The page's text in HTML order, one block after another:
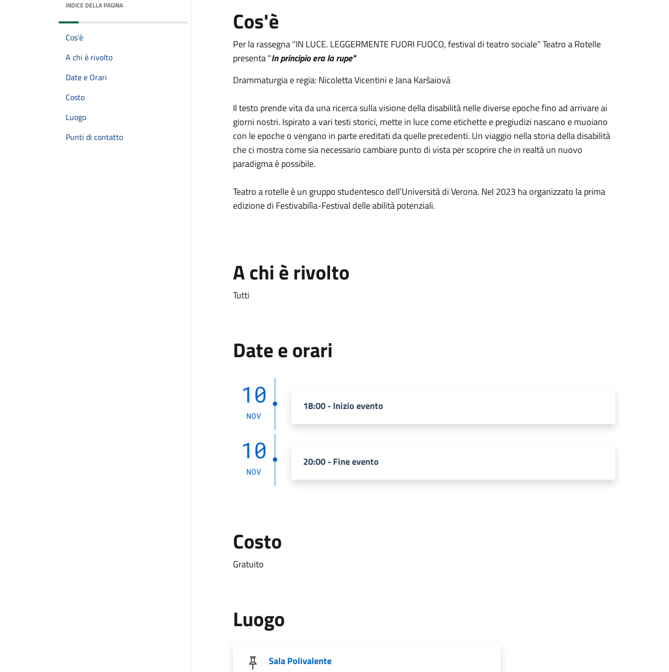
INDICE DELLA PAGINA
Cos'è
A chi è rivolto
Date e Orari
Costo
Luogo
Punti di contatto
Cos'è
Per la rassegna "IN LUCE. LEGGERMENTE FUORI FUOCO, festival di teatro sociale" Teatro a Rotelle
presenta "In principio era la rupe"
Drammaturgia e regia: Nicoletta Vicentini e Jana Karšaiová
Il testo prende vita da una ricerca sulla visione della disabilità nelle diverse epoche fino ad arrivare ai
giorni nostri. Ispirato a vari testi storici, mette in luce come etichette e pregiudizi nascano e muoiano
con le epoche o vengano in parte ereditati da quelle precedenti. Un viaggio nella storia della disabilità
che ci mostra come sia necessario cambiare punto di vista per scoprire che in realtà un nuovo
paradigma è possibile.
Teatro a rotelle è un gruppo studentesco dell’Università di Verona. Nel 2023 ha organizzato la prima
edizione di Festivabilìa-Festival delle abilità potenziali.
A chi è rivolto
Tutti
Date e orari
10
NOV
18:00 - Inizio evento
10
NOV
20:00 - Fine evento
Costo
Gratuito
Luogo
Sala Polivalente